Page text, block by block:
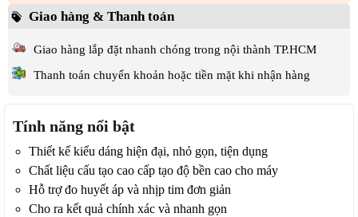
Giao hàng & Thanh toán
Giao hàng lắp đặt nhanh chóng trong nội thành TP.HCM
Thanh toán chuyển khoản hoặc tiền mặt khi nhận hàng
Tính năng nổi bật
Thiết kế kiểu dáng hiện đại, nhỏ gọn, tiện dụng
Chất liệu cấu tạo cao cấp tạo độ bền cao cho máy
Hỗ trợ đo huyết áp và nhịp tim đơn giản
Cho ra kết quả chính xác và nhanh gọn